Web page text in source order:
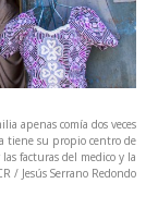
apenas comía dos veces
tiene su propio centro de
facturas del medico y la
/ Jesús Serrano Redondo